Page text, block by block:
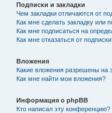
Подписки и закладки
Чем закладки отличаются от
Как мне сделать закладку или
Как мне подписаться на
Как мне отказаться от
Вложения
Какие вложения разрешены на
Как мне найти мои вложения?
Информация о phpBB
Кто написал эту конференцию?